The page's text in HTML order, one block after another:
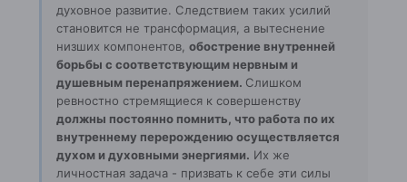
духовное развитие. Следствием таких усилий
становится не трансформация, а вытеснение
низших компонентов, обострение внутренней
борьбы с соответствующим нервным и
душевным перенапряжением. Слишком
ревностно стремящиеся к совершенству
должны постоянно помнить, что работа по их
внутреннему перерождению осуществляется
духом и духовными энергиями. Их же
личностная задача - призвать к себе эти силы